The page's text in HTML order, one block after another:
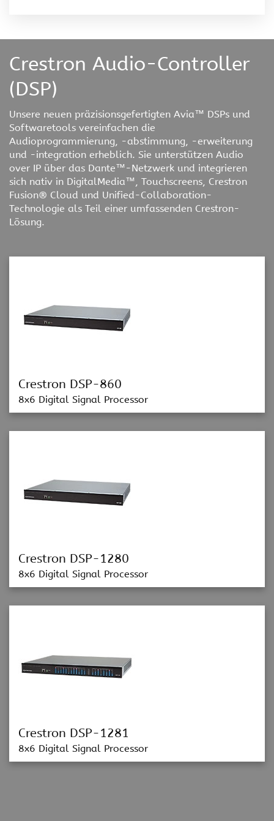
Crestron Audio-Controller
(DSP)
Unsere neuen präzisionsgefertigten Avia™ DSPs und
Softwaretools vereinfachen die
Audioprogrammierung, -abstimmung, -erweiterung
und -integration erheblich. Sie unterstützen Audio
over IP über das Dante™-Netzwerk und integrieren
sich nativ in DigitalMedia™, Touchscreens, Crestron
Fusion® Cloud und Unified-Collaboration-
Technologie als Teil einer umfassenden Crestron-
Lösung.
Crestron DSP-860
8x6 Digital Signal Processor
Crestron DSP-1280
8x6 Digital Signal Processor
Crestron DSP-1281
8x6 Digital Signal Processor